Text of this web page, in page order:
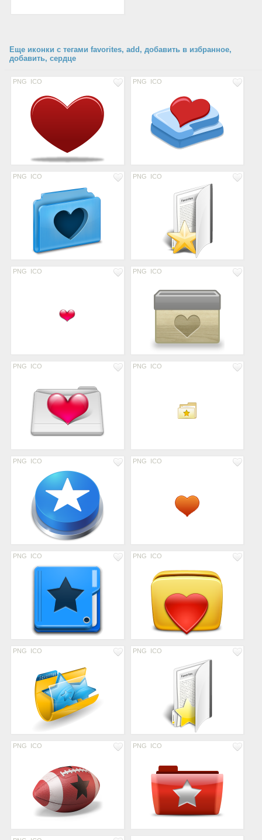
Еще иконки с тегами favorites, add, добавить в избранное,
добавить, сердце
PNG ICO PNG ICO
PNG ICO PNG ICO
PNG ICO PNG ICO
PNG ICO PNG ICO
PNG ICO PNG ICO
PNG ICO PNG ICO
PNG ICO PNG ICO
PNG ICO PNG ICO